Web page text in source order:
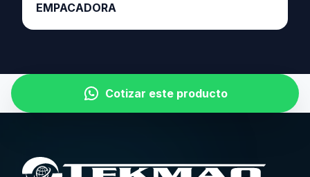
EMPACADORA
Cotizar este producto